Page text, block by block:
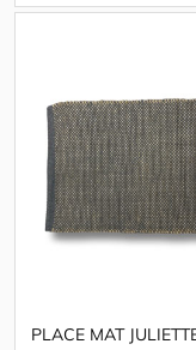
PLACE MAT